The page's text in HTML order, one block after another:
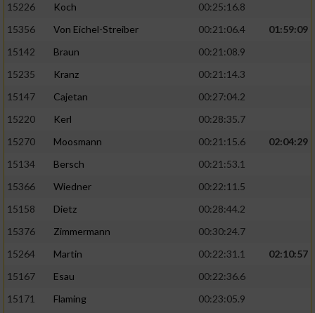
15226
Koch
00:25:16.8
15356
Von Eichel-Streiber 00:21:06.4
01:59:09
15142
Braun
00:21:08.9
15235
Kranz
00:21:14.3
15147
Cajetan
00:27:04.2
15220
Kerl
00:28:35.7
15270
Moosmann 00:21:15.6
02:04:29
15134
Bersch
00:21:53.1
15366
Wiedner
00:22:11.5
15158
Dietz
00:28:44.2
15376
Zimmermann
00:30:24.7
15264
Martin 00:22:31.1
02:10:57
15167
Esau
00:22:36.6
15171
Flaming
00:23:05.9